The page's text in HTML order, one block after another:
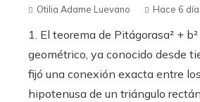
Otilia Adame Luevano Hace 6
1. El teorema de Pitágorasa² +
geométrico, ya conocido desde
fijó una conexión exacta entre
hipotenusa de un triángulo